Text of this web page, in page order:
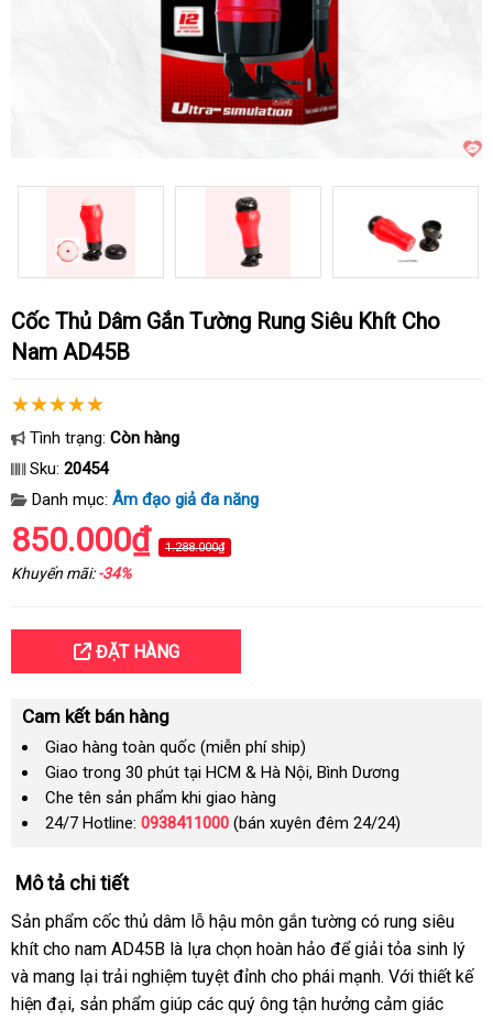
Cốc Thủ Dâm Gắn Tường Rung Siêu Khít Cho
Nam AD45B
Tình trạng: Còn hàng
Sku: 20454
Danh mục: Âm đạo giả đa năng
850.000₫ 1.288.000₫
Khuyến mãi:-34%
ĐẶT HÀNG
Cam kết bán hàng
Giao hàng toàn quốc (miễn phí ship)
Giao trong 30 phút tại HCM & Hà Nội, Bình Dương
Che tên sản phẩm khi giao hàng
24/7 Hotline: 0938411000 (bán xuyên đêm 24/24)
Mô tả chi tiết
Sản phẩm cốc thủ dâm lỗ hậu môn gắn tường có rung siêu
khít cho nam AD45B là lựa chọn hoàn hảo để giải tỏa sinh lý
và mang lại trải nghiệm tuyệt đỉnh cho phái mạnh. Với thiết kế
hiện đại, sản phẩm giúp các quý ông tận hưởng cảm giác